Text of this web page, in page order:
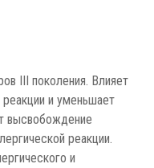
III поколения. Влияет
и уменьшает
высвобождение
реакции.
и